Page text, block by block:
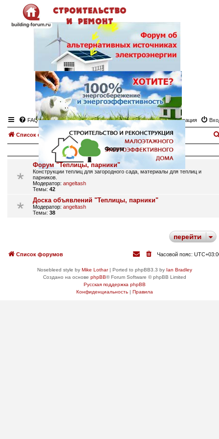
FAQ Регистрация
Список форумов Теплицы, парники.
Форум
Форум "Теплицы, парники"
Конструкции теплиц для загородного сада, материалы для теплиц и
парников.
Модератор: angeltash
Темы: 42
Доска объявлений "Теплицы, парники"
Модератор: angeltash
Темы: 38
перейти
Список форумов Часовой пояс:
Nosebleed style by Mike Lothar| Ported to phpBB3.3 by Ian Bradley
Создано на основе phpBB® Forum Software © phpBB Limited
Русская поддержка phpBB
Конфиденциальность| Правила